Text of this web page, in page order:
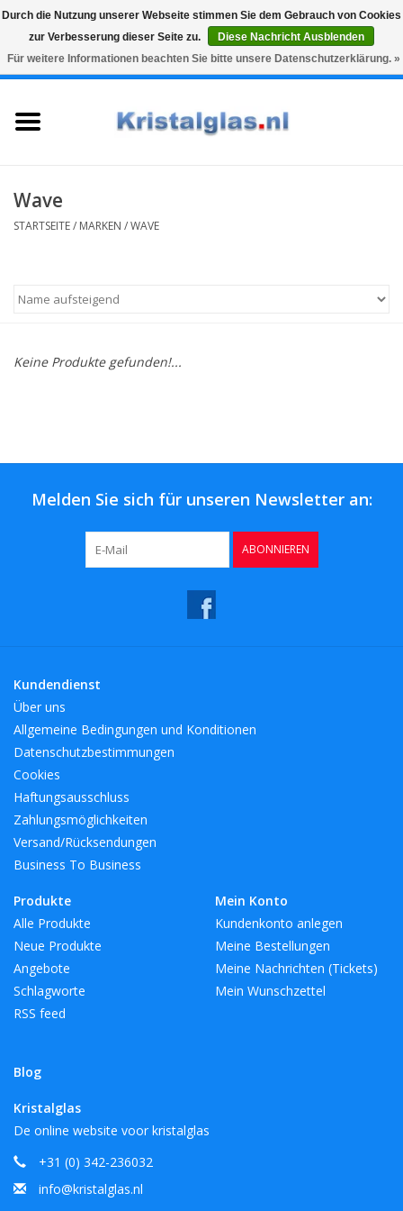
Snelle levering
Graveren
0 Artikel - €0,00
Karaffen
Geschenke
Bar & Wein
Wave
STARTSEITE/ MARKEN /WAVE
Keine Produkte gefunden!...
Melden Sie sich für unseren Newsletter an:
ABONNIEREN
Kundendienst
Über uns
Allgemeine Bedingungen und Konditionen
Datenschutzbestimmungen
Cookies
Haftungsausschluss
Zahlungsmöglichkeiten
Versand/Rücksendungen
Business To Business
Produkte
Alle Produkte
Neue Produkte
Angebote
Schlagworte
RSS feed
Blog
Mein Konto
Kundenkonto anlegen
Meine Bestellungen
Meine Nachrichten (Tickets)
Mein Wunschzettel
Kristalglas
De online website voor kristalglas
+31 (0) 342-236032
info@kristalglas.nl
Durch die Nutzung unserer Webseite stimmen Sie dem Gebrauch von Cookies
zur Verbesserung dieser Seite zu.
Diese Nachricht Ausblenden
Für weitere Informationen beachten Sie bitte unsere Datenschutzerklärung. »